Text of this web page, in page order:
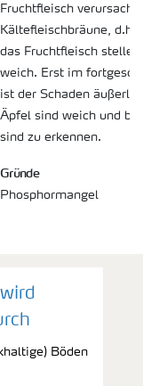
Fruchtfleisch
Kältefleischbräune, d.h.
das Fruchtfleisch
weich. Erst im
ist der Schaden
Äpfel sind weich und
sind zu erkennen.
Gründe
Phosphormangel
Böden